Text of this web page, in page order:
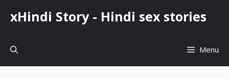
xHindi Story - Hindi sex stories
Menu